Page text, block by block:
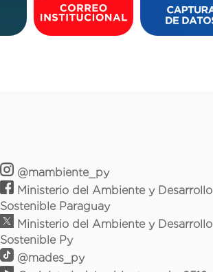
@mambiente_py
Ministerio del Ambiente y Desarrollo
Sostenible Paraguay
Ministerio del Ambiente y Desarrollo
Sostenible Py
@mades_py